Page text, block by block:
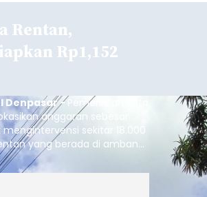
Rentan,
Rp1,152
Denpasar -Pemerintah Kota
anggaran sebesar
mengintervensi sekitar 18.000
yang berada di ambang
strategis ini diambil
yang berada pada